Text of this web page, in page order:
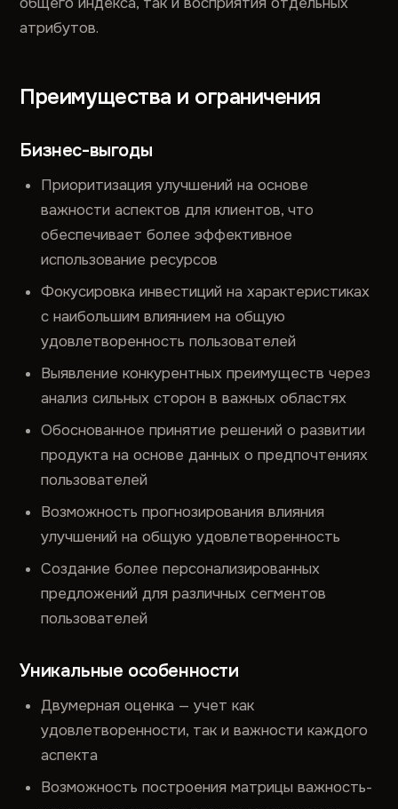
атрибутов.
Преимущества и ограничения
Бизнес-выгоды
Приоритизация улучшений на основе
важности аспектов для клиентов, что
обеспечивает более эффективное
использование ресурсов
Фокусировка инвестиций на характеристиках
с наибольшим влиянием на общую
удовлетворенность пользователей
Выявление конкурентных преимуществ через
анализ сильных сторон в важных областях
Обоснованное принятие решений о развитии
продукта на основе данных о предпочтениях
пользователей
Возможность прогнозирования влияния
улучшений на общую удовлетворенность
Создание более персонализированных
предложений для различных сегментов
пользователей
Уникальные особенности
Двумерная оценка — учет как
удовлетворенности, так и важности каждого
аспекта
Возможность построения матрицы важность-